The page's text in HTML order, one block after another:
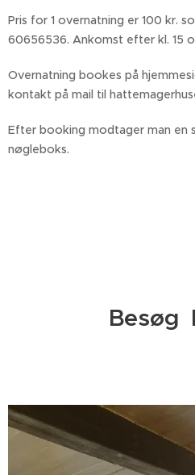
Pris for 1 overnatning er 100 kr.
60656536. Ankomst efter kl. 15
Overnatning bookes på
kontakt på mail til
Efter booking modtager man en
nøgleboks.
Besøg